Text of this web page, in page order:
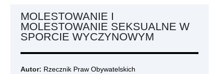
MOLESTOWANIE I
MOLESTOWANIE SEKSUALNE W
SPORCIE WYCZYNOWYM
Autor: Rzecznik Praw Obywatelskich